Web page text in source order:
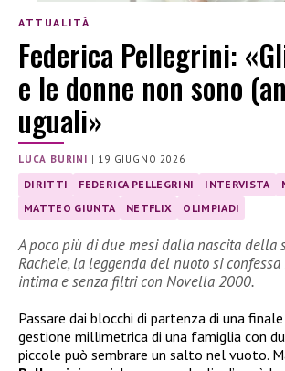
ATTUALITÀ
Federica Pellegrini:
e le donne non sono
uguali»
LUCA BURINI | 19 GIUGNO 2026
DIRITTI FEDERICA PELLEGRINI INTERVISTA
MATTEO GIUNTA
NETFLIX OLIMPIADI
A poco più di due mesi dalla nascita della
Rachele, la leggenda del nuoto si
intima e senza filtri con Novella 2000.
Passare dai blocchi di partenza di una
gestione millimetrica di una famiglia con
piccole può sembrare un salto nel vuoto.